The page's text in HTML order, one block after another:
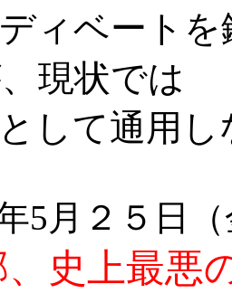
ィベート
現状では
して通用し
5月２５日
史上最悪